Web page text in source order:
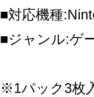
■対応機種
■ジャンル:ゲ
※1パック3枚